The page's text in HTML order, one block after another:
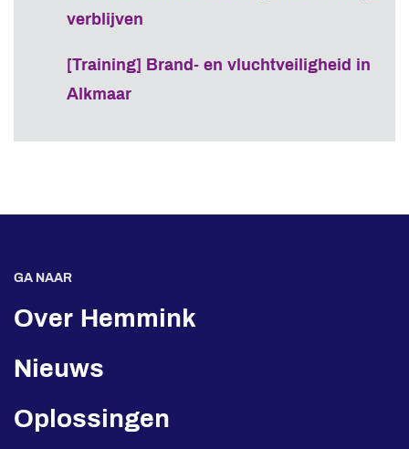
verblijven
[Training] Brand- en vluchtveiligheid in
Alkmaar
GA NAAR
Over Hemmink
Nieuws
Oplossingen